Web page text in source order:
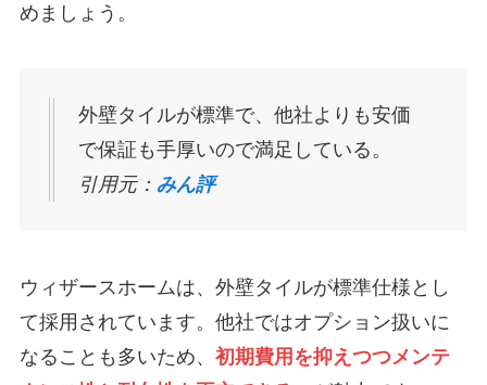
めましょう。
外壁タイルが標準で、他社よりも安価
で保証も手厚いので満足している。
引用元： みん評
ウィザースホームは、外壁タイルが標準仕様とし
て採用されています。他社ではオプション扱いに
なることも多いため、 初期費用を抑えつつメンテ